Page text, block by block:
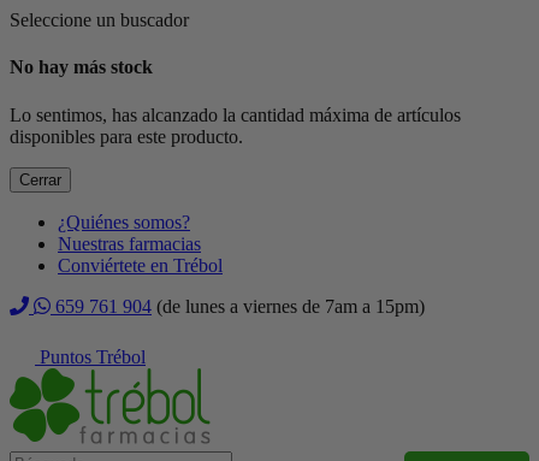
Seleccione un buscador
No hay más stock
Lo sentimos, has alcanzado la cantidad máxima de artículos
disponibles para este producto.
Cerrar
¿Quiénes somos?
Nuestras farmacias
Conviértete en Trébol
659 761 904 (de lunes a viernes de 7am a 15pm)
Puntos Trébol